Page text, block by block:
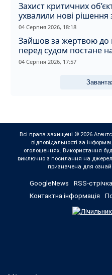
Захист критичних
ухвалили нові рішення
04 Серпня 2026, 18:18
Зайшов за жертвою до
перед судом постане
04 Серпня 2026, 17:57
Всі права захищені © 2026
відповідальності за
оголошеннях. Використання
виключно з посилання на
призначена для
GoogleNews RSS-стрічка
Контактна інформація